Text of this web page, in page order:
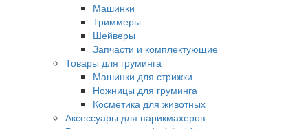
Машинки
Триммеры
Шейверы
Запчасти и комплектующие
Товары для груминга
Машинки для стрижки
Ножницы для груминга
Косметика для животных
Аксессуары для парикмахеров